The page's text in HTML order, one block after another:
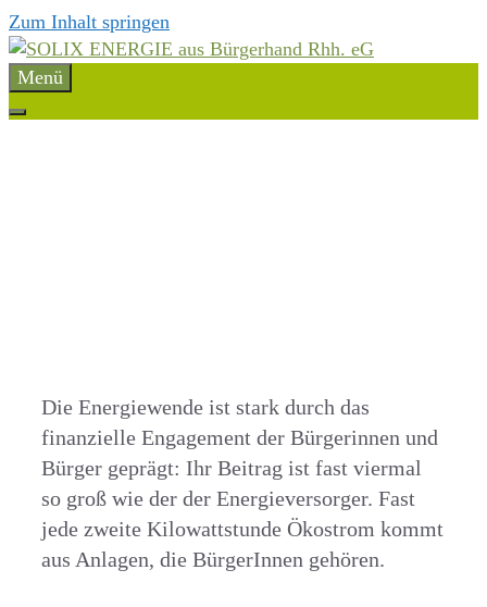
Zum Inhalt springen
Menü
Die Energiewende ist stark durch das
finanzielle Engagement der Bürgerinnen und
Bürger geprägt: Ihr Beitrag ist fast viermal
so groß wie der der Energieversorger. Fast
jede zweite Kilowattstunde Ökostrom kommt
aus Anlagen, die BürgerInnen gehören.